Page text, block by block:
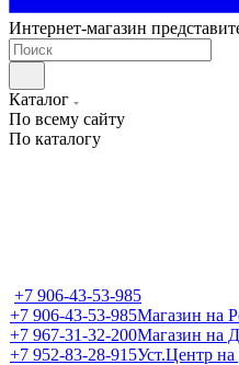
Интернет-магазин
Каталог
По всему сайту
По каталогу
+7 906-43-53-985
+7 906-43-53-985Магазин на
+7 967-31-32-200Магазин на
+7 952-83-28-915Уст.Центр на